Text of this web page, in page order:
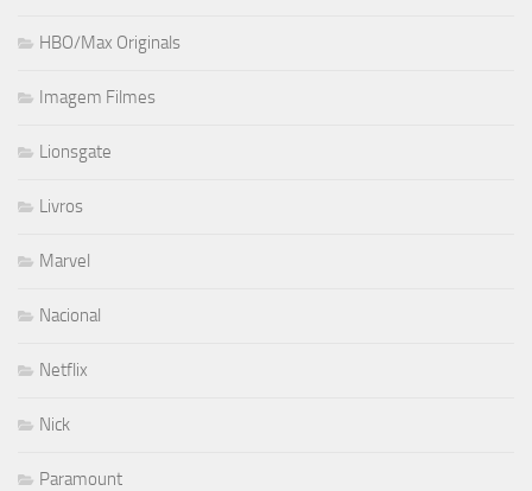
HBO/Max Originals
Imagem Filmes
Lionsgate
Livros
Marvel
Nacional
Netflix
Nick
Paramount